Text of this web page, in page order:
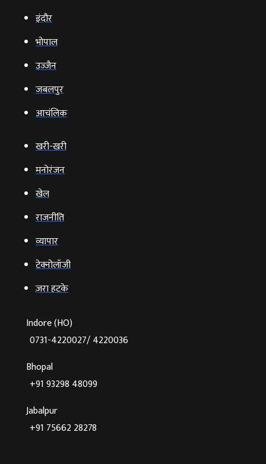
इंदौर
भोपाल
उज्‍जैन
जबलपुर
आचंलिक
खरी-खरी
मनोरंजन
खेल
राजनीति
व्‍यापार
टेक्‍नोलॉजी
ज़रा हटके
Indore (HO)
0731-4220027/ 4220036
Bhopal
+91 93298 48099
Jabalpur
+91 75662 28278